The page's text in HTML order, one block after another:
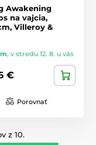
Awakening
na vajcia,
Villeroy &
, v stredu 12. 8. u vás
€
Porovnať
z 10.